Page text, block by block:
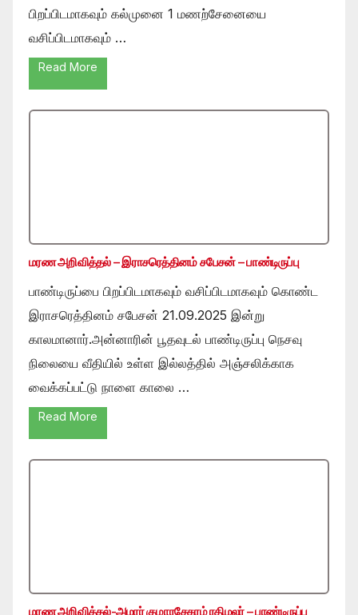
பிறப்பிடமாகவும் கல்முனை 1 மணற்சேனையை
வசிப்பிடமாகவும் …
Read More
மரண அறிவித்தல் – இராசரெத்தினம் சபேசன் – பாண்டிருப்பு
பாண்டிருப்பை பிறப்பிடமாகவும் வசிப்பிடமாகவும் கொண்ட
இராசரெத்தினம் சபேசன் 21.09.2025 இன்று
காலமானார்.அன்னாரின் பூதவுடல் பாண்டிருப்பு நெசவு
நிலையை வீதியில் உள்ள இல்லத்தில் அஞ்சலிக்காக
வைக்கப்பட்டு நாளை காலை …
Read More
மரண அறிவித்தல்-அமரர் குமாரசேகரம் ரதிமலர் – பாண்டிருப்பு